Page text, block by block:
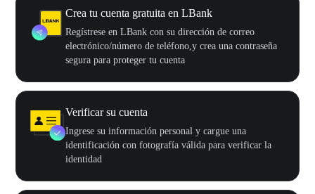
Crea tu cuenta gratuita en LBank
Regístrese en LBank con su dirección de correo
electrónico/número de teléfono,y crea una contraseña
segura para proteger tu cuenta
Verificar su cuenta
Ingrese su información personal y cargue una
identificación con fotografía válida para verificar la
identidad